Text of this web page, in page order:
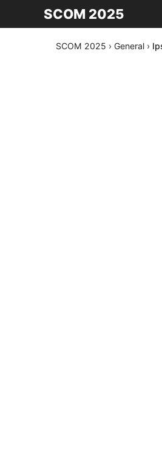
SCOM 2025
SCOM 2025 › General ›